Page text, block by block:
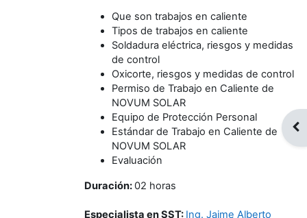
Que son trabajos en caliente
Tipos de trabajos en caliente
Soldadura eléctrica, riesgos y medidas
de control
Oxicorte, riesgos y medidas de control
Permiso de Trabajo en Caliente de
NOVUM SOLAR
Equipo de Protección Personal
Estándar de Trabajo en Caliente de
NOVUM SOLAR
Evaluación
Duración:02 horas
Especialista en SST: Ing. Jaime Alberto